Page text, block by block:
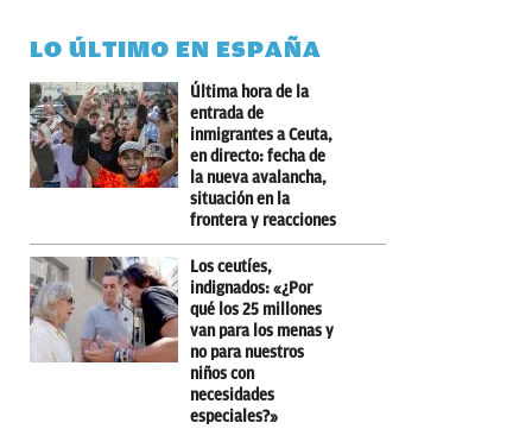
LO ÚLTIMO EN ESPAÑA
Última hora de la
entrada de
inmigrantes a Ceuta,
en directo: fecha de
la nueva avalancha,
situación en la
frontera y reacciones
Los ceutíes,
indignados: «¿Por
qué los 25 millones
van para los menas y
no para nuestros
niños con
necesidades
especiales?»